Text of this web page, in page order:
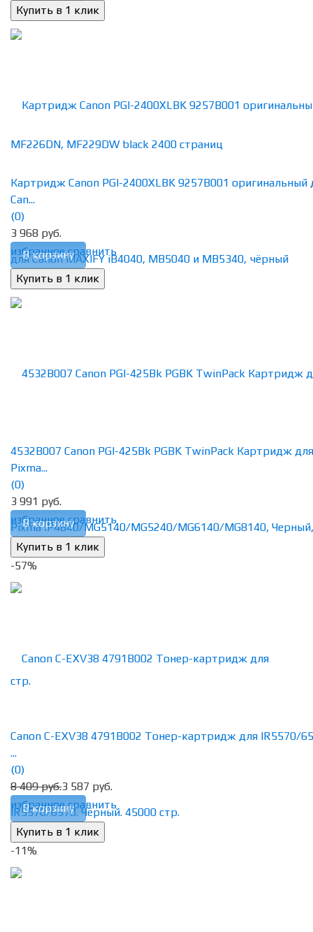
избранное сравнить
Картридж Canon PGI-2400XLBK 9257B001 оригинальный
Can...
(0)
3 968 руб.
В корзину
избранное сравнить
4532B007 Canon PGI-425Bk PGBK TwinPack Картридж для
Pixma...
(0)
3 991 руб.
В корзину
-57%
избранное сравнить
Canon C-EXV38 4791B002 Тонер-картридж для IR5570/
...
(0)
8 409 руб.3 587 руб.
В корзину
-11%